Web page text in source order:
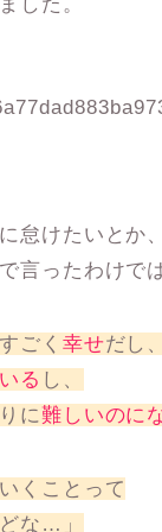
怠けたいとか、
言ったわけで
ごく 幸せだし、
る し、
に難しいのに
くことって
な…」